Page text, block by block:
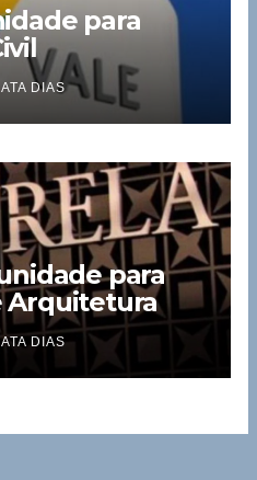
para
DIAS
para
Arquitetura
DIAS